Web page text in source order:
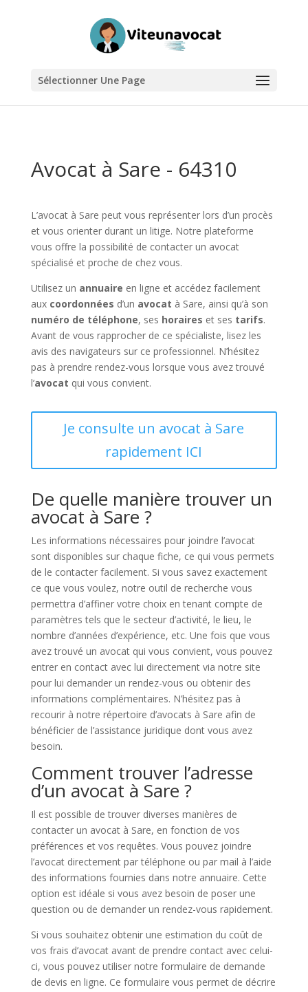
Sélectionner Une Page
Avocat à Sare - 64310
L’avocat à Sare peut vous représenter lors d’un procès
et vous orienter durant un litige. Notre plateforme
vous offre la possibilité de contacter un avocat
spécialisé et proche de chez vous.
Utilisez un annuaire en ligne et accédez facilement
aux coordonnées d’un avocat à Sare, ainsi qu’à son
numéro de téléphone, ses horaires et ses tarifs.
Avant de vous rapprocher de ce spécialiste, lisez les
avis des navigateurs sur ce professionnel. N’hésitez
pas à prendre rendez-vous lorsque vous avez trouvé
l’avocat qui vous convient.
Je consulte un avocat à Sare
rapidement ICI
De quelle manière trouver un
avocat à Sare ?
Les informations nécessaires pour joindre l’avocat
sont disponibles sur chaque fiche, ce qui vous permets
de le contacter facilement. Si vous savez exactement
ce que vous voulez, notre outil de recherche vous
permettra d’affiner votre choix en tenant compte de
paramètres tels que le secteur d’activité, le lieu, le
nombre d’années d’expérience, etc. Une fois que vous
avez trouvé un avocat qui vous convient, vous pouvez
entrer en contact avec lui directement via notre site
pour lui demander un rendez-vous ou obtenir des
informations complémentaires. N’hésitez pas à
recourir à notre répertoire d’avocats à Sare afin de
bénéficier de l’assistance juridique dont vous avez
besoin.
Comment trouver l’adresse
d’un avocat à Sare ?
Il est possible de trouver diverses manières de
contacter un avocat à Sare, en fonction de vos
préférences et vos requêtes. Vous pouvez joindre
l’avocat directement par téléphone ou par mail à l’aide
des informations fournies dans notre annuaire. Cette
option est idéale si vous avez besoin de poser une
question ou de demander un rendez-vous rapidement.
Si vous souhaitez obtenir une estimation du coût de
vos frais d’avocat avant de prendre contact avec celui-
ci, vous pouvez utiliser notre formulaire de demande
de devis en ligne. Ce formulaire vous permet de décrire